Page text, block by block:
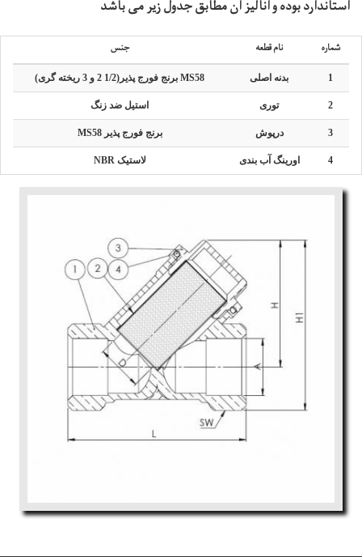
استاندارد بوده و آنالیز آن مطابق جدول زیر می باشد
شماره نام قطعه جنس
1 بدنه اصلی MS58 برنج فورج پذیر(1/2 2 و 3 ریخته گری)
2 توری استیل ضد زنگ
3 درپوش برنج فورج پذیر MS58
4 اورینگ آب بندی لاستیک NBR